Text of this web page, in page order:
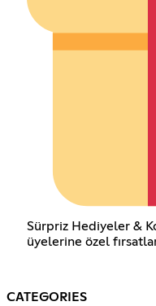
Sürpriz Hediyeler &
üyelerine özel
CATEGORIES